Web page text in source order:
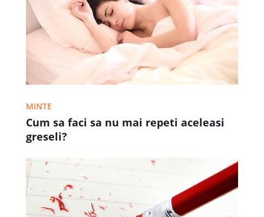
MINTE
Cum sa faci sa nu mai repeti aceleasi
greseli?